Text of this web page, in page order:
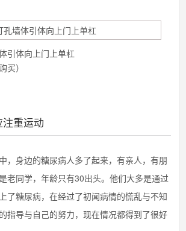
引体向上门上单杠
买）
重运动
，身边的糖尿病人多了起来，有亲人，有朋
老同学，年龄只有30出头。他们大多是通过
了糖尿病，在经过了初闻病情的慌乱与不知
指导与自己的努力，现在情况都得到了很好